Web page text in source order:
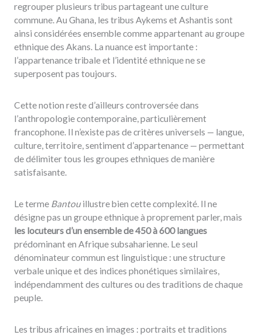
regrouper plusieurs tribus partageant une culture
commune. Au Ghana, les tribus Aykems et Ashantis sont
ainsi considérées ensemble comme appartenant au groupe
ethnique des Akans. La nuance est importante :
l’appartenance tribale et l’identité ethnique ne se
superposent pas toujours.
Cette notion reste d’ailleurs controversée dans
l’anthropologie contemporaine, particulièrement
francophone. Il n’existe pas de critères universels — langue,
culture, territoire, sentiment d’appartenance — permettant
de délimiter tous les groupes ethniques de manière
satisfaisante.
Le terme Bantouillustre bien cette complexité. Il ne
désigne pas un groupe ethnique à proprement parler, mais
les locuteurs d’un ensemble de 450 à 600 langues
prédominant en Afrique subsaharienne. Le seul
dénominateur commun est linguistique : une structure
verbale unique et des indices phonétiques similaires,
indépendamment des cultures ou des traditions de chaque
peuple.
Les tribus africaines en images : portraits et traditions